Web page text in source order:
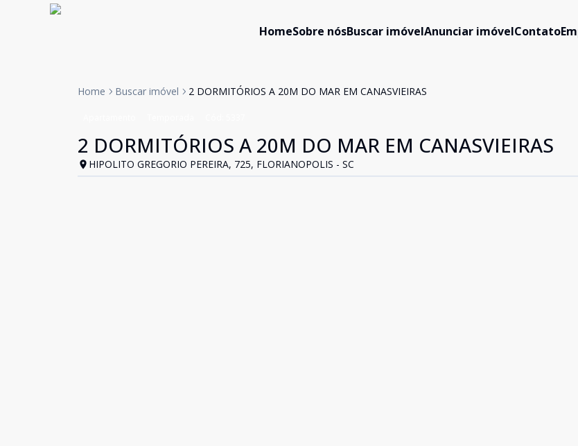
HomeSobre nósBuscar imóvelAnunciar imóvelContato
Home Buscar imóvel 2 DORMITÓRIOS A 20M DO MAR EM CANASVIEIRAS
2 DORMITÓRIOS A 20M DO MAR EM CANASVIEIRAS
HIPOLITO GREGORIO PEREIRA, 725, FLORIANOPOLIS - SC